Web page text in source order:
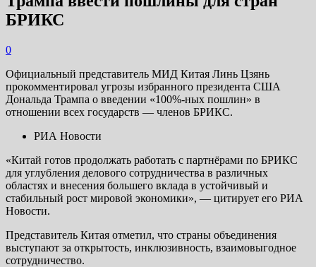
БРИКС
0
Официальный представитель МИД Китая Линь Цзянь
прокомментировал угрозы избранного президента США
Дональда Трампа о введении «100%-ных пошлин» в
отношении всех государств — членов БРИКС.
РИА Новости
«Китай готов продолжать работать с партнёрами по БРИКС
для углубления делового сотрудничества в различных
областях и внесения большего вклада в устойчивый и
стабильный рост мировой экономики», — цитирует его РИА
Новости.
Представитель Китая отметил, что страны объединения
выступают за открытость, инклюзивность, взаимовыгодное
сотрудничество.